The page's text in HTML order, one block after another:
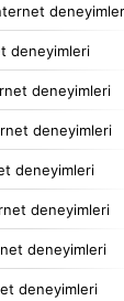
deneyimleri
deneyimleri
deneyimleri
deneyimleri
deneyimleri
deneyimleri
deneyimleri